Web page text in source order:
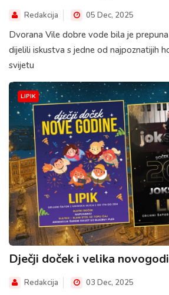
Redakcija 05 Dec, 2025
Dvorana Vile dobre vode bila je
dijelili iskustva s jedne od najpoznatijih
svijetu
LIPIK
Dječji doček i velika
Redakcija 03 Dec, 2025